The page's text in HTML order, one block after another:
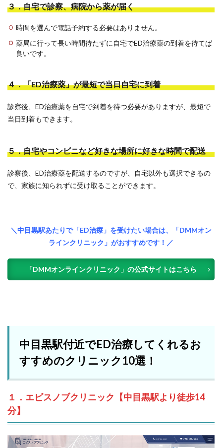
３．自宅で診察、病院から薬が届く
時間を選んで電話予約する必要はありません。
薬局に行って長い時間待たずに自宅でED治療薬の到着を待てば
良いです。
４．「ED治療薬」が最短で当日自宅に到着
診察後、ED治療薬を自宅で到着を待つ必要がありますが、最短で
当日到着もできます。
５．自宅やコンビニなど好きな場所に好きな時間で配送
診察後、ED治療薬を配送するのですが、自宅以外も選択できるの
で、家族に知られずに受け取ることができます。
＼中目黒駅あたりで「ED治療」を受けたい場合は、「DMMオン
ラインクリニック」がおすすめです！／
「DMMオンラインクリニック」の公式サイトはこちら
中目黒駅付近でED治療してくれるお
すすめのクリニック10選！
１．エビスノブクリニック【中目黒駅より徒歩14
分】